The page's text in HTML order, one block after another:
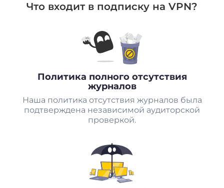
Что входит в подписку на VPN?
Политика полного отсутствия
журналов
Наша политика отсутствия журналов была
подтверждена независимой аудиторской
проверкой.